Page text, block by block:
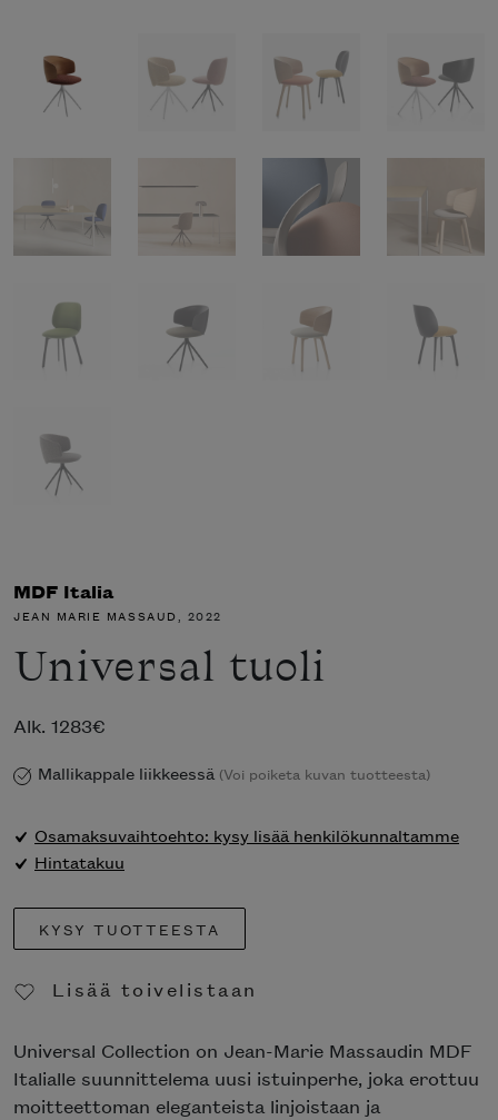
MDF Italia
JEAN MARIE MASSAUD, 2022
Universal tuoli
Alk. 1283€
Mallikappale liikkeessä (Voi poiketa kuvan tuotteesta)
Osamaksuvaihtoehto: kysy lisää henkilökunnaltamme
Hintatakuu
KYSY TUOTTEESTA
Lisää toivelistaan
Universal Collection on Jean-Marie Massaudin MDF
Italialle suunnittelema uusi istuinperhe, joka erottuu
moitteettoman eleganteista linjoistaan ​​ja